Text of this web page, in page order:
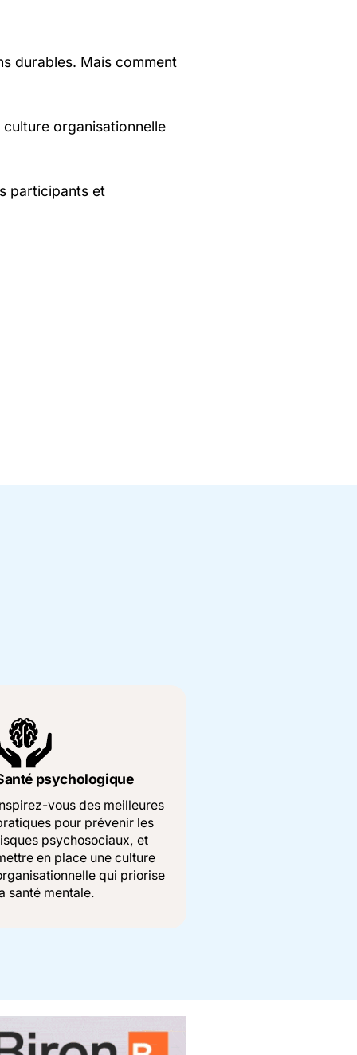
durables. Mais comment
organisationnelle
participants et
psychologique
vous des meilleures
pour prévenir les
psychosociaux, et
en place une culture
qui priorise
santé mentale.